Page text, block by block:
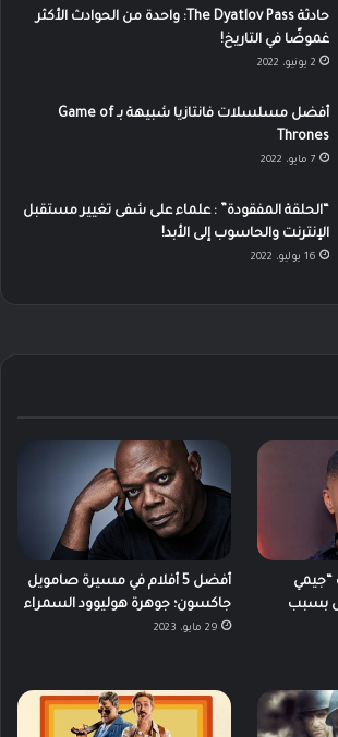
حادثة The Dyatlov Pass: واحدة من الحوادث الأكثر
غموضًا في التاريخ!
2 يونيو، 2022
أفضل مسلسلات فانتازيا شبيهة بـ Game of
Thrones
7 مايو، 2022
“الحلقة المفقودة” : علماء على شفى تغيير مستقبل
الإنترنت والحاسوب إلى الأبد!
16 يوليو، 2022
“جيمي
بسبب
أفضل 5 أفلام في مسيرة صامويل
جاكسون؛ جوهرة هوليوود السمراء
29 مايو، 2023